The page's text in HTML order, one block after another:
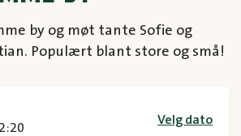
by og møt tante Sofie og
Populært blant store og små!
Velg dato